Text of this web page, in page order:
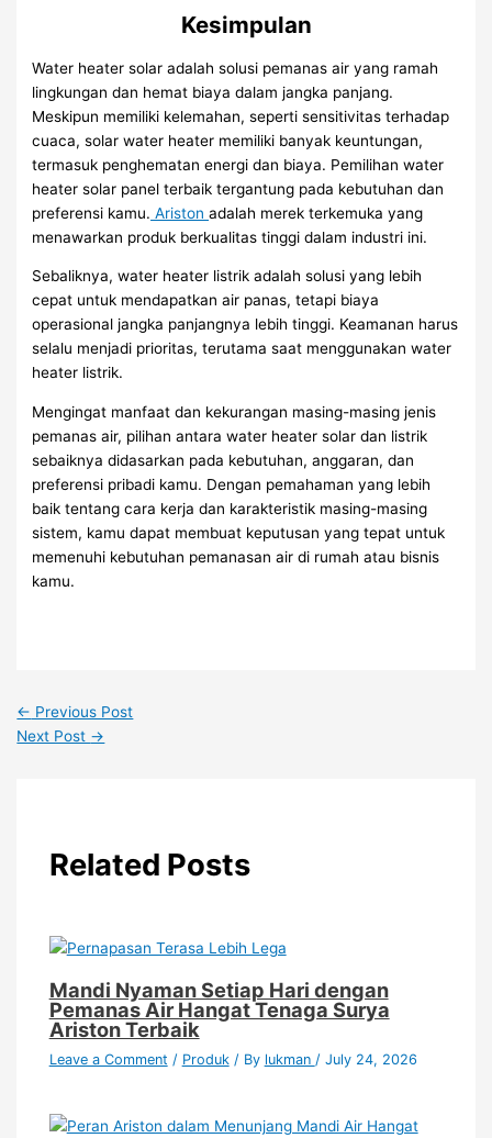
Kesimpulan
Water heater solar adalah solusi pemanas air yang ramah
lingkungan dan hemat biaya dalam jangka panjang.
Meskipun memiliki kelemahan, seperti sensitivitas terhadap
cuaca, solar water heater memiliki banyak keuntungan,
termasuk penghematan energi dan biaya. Pemilihan water
heater solar panel terbaik tergantung pada kebutuhan dan
preferensi kamu. Aristonadalah merek terkemuka yang
menawarkan produk berkualitas tinggi dalam industri ini.
Sebaliknya, water heater listrik adalah solusi yang lebih
cepat untuk mendapatkan air panas, tetapi biaya
operasional jangka panjangnya lebih tinggi. Keamanan harus
selalu menjadi prioritas, terutama saat menggunakan water
heater listrik.
Mengingat manfaat dan kekurangan masing-masing jenis
pemanas air, pilihan antara water heater solar dan listrik
sebaiknya didasarkan pada kebutuhan, anggaran, dan
preferensi pribadi kamu. Dengan pemahaman yang lebih
baik tentang cara kerja dan karakteristik masing-masing
sistem, kamu dapat membuat keputusan yang tepat untuk
memenuhi kebutuhan pemanasan air di rumah atau bisnis
kamu.
← Previous Post
Next Post →
Related Posts
Mandi Nyaman Setiap Hari dengan
Pemanas Air Hangat Tenaga Surya
Ariston Terbaik
Leave a Comment / Produk/ By lukman / July 24, 2026